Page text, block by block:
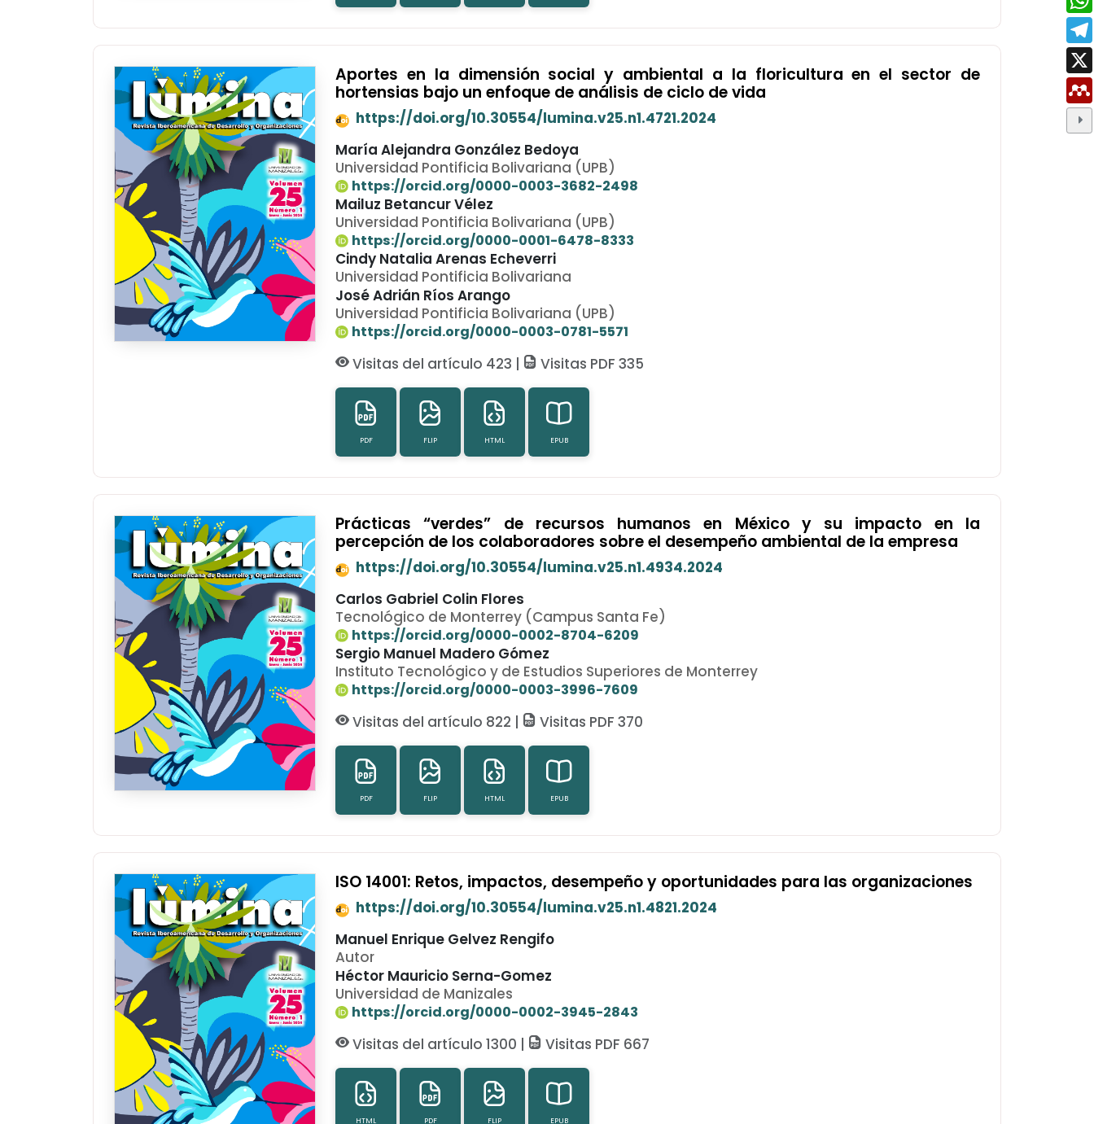
Aportes en la dimensión social y ambiental a la floricultura en el sector de
hortensias bajo un enfoque de análisis de ciclo de vida
https://doi.org/10.30554/lumina.v25.n1.4721.2024
María Alejandra González Bedoya
Universidad Pontificia Bolivariana (UPB)
https://orcid.org/0000-0003-3682-2498
Mailuz Betancur Vélez
Universidad Pontificia Bolivariana (UPB)
https://orcid.org/0000-0001-6478-8333
Cindy Natalia Arenas Echeverri
Universidad Pontificia Bolivariana
José Adrián Ríos Arango
Universidad Pontificia Bolivariana (UPB)
https://orcid.org/0000-0003-0781-5571
Visitas del artículo 423 | Visitas PDF 335
PDF FLIP HTML EPUB
Prácticas “verdes” de recursos humanos en México y su impacto en la
percepción de los colaboradores sobre el desempeño ambiental de la empresa
https://doi.org/10.30554/lumina.v25.n1.4934.2024
Carlos Gabriel Colin Flores
Tecnológico de Monterrey (Campus Santa Fe)
https://orcid.org/0000-0002-8704-6209
Sergio Manuel Madero Gómez
Instituto Tecnológico y de Estudios Superiores de Monterrey
https://orcid.org/0000-0003-3996-7609
Visitas del artículo 822 | Visitas PDF 370
PDF FLIP HTML EPUB
ISO 14001: Retos, impactos, desempeño y oportunidades para las organizaciones
https://doi.org/10.30554/lumina.v25.n1.4821.2024
Manuel Enrique Gelvez Rengifo
Autor
Héctor Mauricio Serna-Gomez
Universidad de Manizales
https://orcid.org/0000-0002-3945-2843
Visitas del artículo 1300 | Visitas PDF 667
HTML PDF FLIP EPUB